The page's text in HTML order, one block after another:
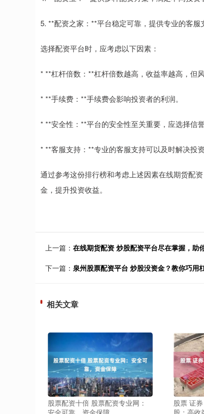
5. **配资之家：**平台稳定可靠，提供专业的客服
选择配资平台时，应考虑以下因素：
* **杠杆倍数：**杠杆倍数越高，收益率越高，但风
* **手续费：**手续费会影响投资者的利润。
* **安全性：**平台的安全性至关重要，应选择信誉
* **客服支持：**专业的客服支持可以及时解决投资
通过参考这份排行榜和考虑上述因素在线期货配
金，提升投资收益。
上一篇： 在线期货配资 炒股配资平台尽在掌握，助
下一篇： 泉州股票配资平台 炒股没资金？教你巧用
相关文章
股票配资十倍 股票配资专业网：
安全可靠，资金保障
股票 证
股：高收